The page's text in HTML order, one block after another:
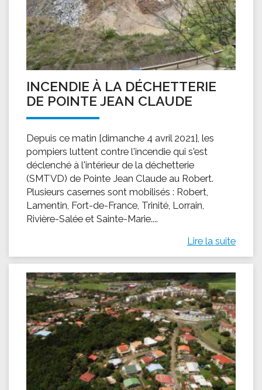
INCENDIE À LA DÉCHETTERIE
DE POINTE JEAN CLAUDE
Depuis ce matin [dimanche 4 avril 2021], les
pompiers luttent contre l'incendie qui s'est
déclenché à l'intérieur de la déchetterie
(SMTVD) de Pointe Jean Claude au Robert.
Plusieurs casernes sont mobilisés : Robert,
Lamentin, Fort-de-France, Trinité, Lorrain,
Rivière-Salée et Sainte-Marie....
Lire la suite